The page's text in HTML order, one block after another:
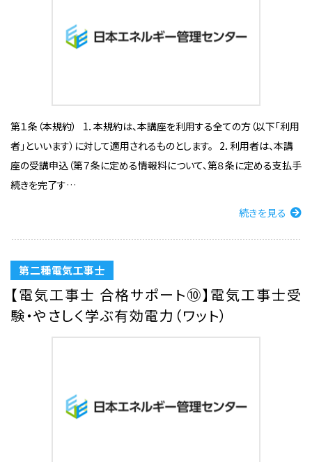
第１条（本規約） 1．本規約は、本講座を利用する全ての方（以下「利用
者」といいます）に対して適用されるものとします。 2．利用者は、本講
座の受講申込（第７条に定める情報料について、第８条に定める支払手
続きを完了す…
続きを見る
第二種電気工事士
【電気工事士 合格サポート⑩】電気工事士受
験・やさしく学ぶ有効電力（ワット）